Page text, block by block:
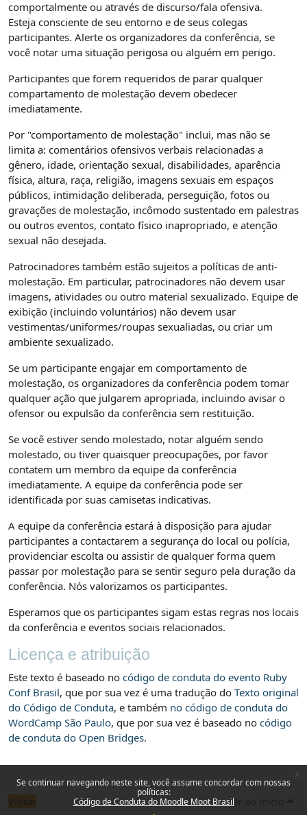
Se continuar navegando neste site, você assume concordar com nossas
políticas:
Código de Conduta do Moodle Moot Brasil
comportalmente ou através de discurso/fala ofensiva.
Esteja consciente de seu entorno e de seus colegas
participantes. Alerte os organizadores da conferência, se
você notar uma situação perigosa ou alguém em perigo.
Participantes que forem requeridos de parar qualquer
compartamento de molestação devem obedecer
imediatamente.
Por "comportamento de molestação" inclui, mas não se
limita a: comentários ofensivos verbais relacionadas a
gênero, idade, orientação sexual, disabilidades, aparência
física, altura, raça, religião, imagens sexuais em espaços
públicos, intimidação deliberada, perseguição, fotos ou
gravações de molestação, incômodo sustentado em palestras
ou outros eventos, contato físico inapropriado, e atenção
sexual não desejada.
Patrocinadores também estão sujeitos a políticas de anti-
molestação. Em particular, patrocinadores não devem usar
imagens, atividades ou outro material sexualizado. Equipe de
exibição (incluindo voluntários) não devem usar
vestimentas/uniformes/roupas sexualiadas, ou criar um
ambiente sexualizado.
Se um participante engajar em comportamento de
molestação, os organizadores da conferência podem tomar
qualquer ação que julgarem apropriada, incluindo avisar o
ofensor ou expulsão da conferência sem restituição.
Se você estiver sendo molestado, notar alguém sendo
molestado, ou tiver quaisquer preocupações, por favor
contatem um membro da equipe da conferência
imediatamente. A equipe da conferência pode ser
identificada por suas camisetas indicativas.
A equipe da conferência estará à disposição para ajudar
participantes a contactarem a segurança do local ou polícia,
providenciar escolta ou assistir de qualquer forma quem
passar por molestação para se sentir seguro pela duração da
conferência. Nós valorizamos os participantes.
Esperamos que os participantes sigam estas regras nos locais
da conferência e eventos sociais relacionados.
Licença e atribuição
Este texto é baseado no código de conduta do evento Ruby
Conf Brasil, que por sua vez é uma tradução do Texto original
do Código de Conduta, e também no código de conduta do
WordCamp São Paulo, que por sua vez é baseado no código
de conduta do Open Bridges.
Voltar